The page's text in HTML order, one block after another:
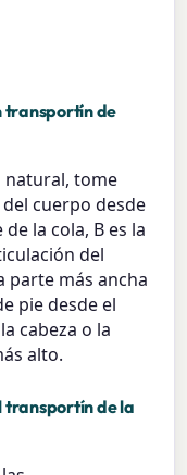
transportín de
natural, tome
cuerpo desde
la cola, B es la
del
parte más ancha
pie desde el
cabeza o la
alto.
transportín de la